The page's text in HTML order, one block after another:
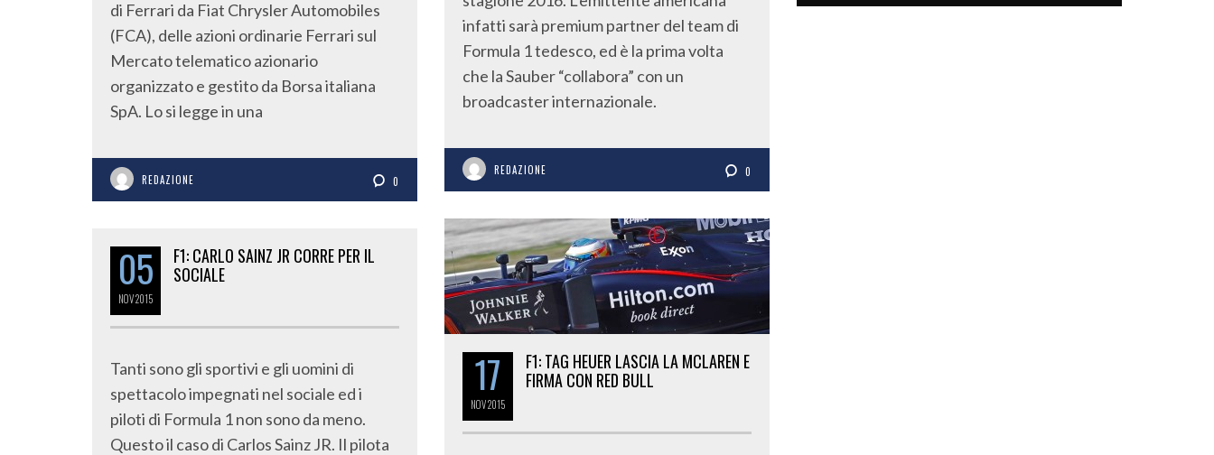
infatti sarà premium partner del team di
Formula 1 tedesco, ed è la prima volta
che la Sauber “collabora” con un
broadcaster internazionale.
REDAZIONE 0
di Ferrari da Fiat Chrysler Automobiles
(FCA), delle azioni ordinarie Ferrari sul
Mercato telematico azionario
organizzato e gestito da Borsa italiana
SpA. Lo si legge in una
REDAZIONE 0
17
NOV2015
F1: TAG HEUER LASCIA LA MCLAREN E
FIRMA CON RED BULL
05
NOV2015
F1: CARLO SAINZ JR CORRE PER IL
SOCIALE
Tanti sono gli sportivi e gli uomini di
spettacolo impegnati nel sociale ed i
piloti di Formula 1 non sono da meno.
Questo il caso di Carlos Sainz JR. Il pilota